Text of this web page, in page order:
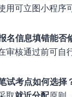
用可立图小程序
名信息填错能否
审核通过前可自
试考点如何选择